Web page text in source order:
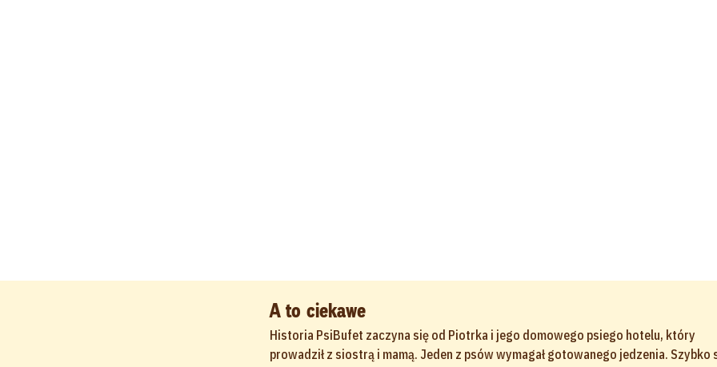
A to ciekawe
Historia PsiBufet zaczyna się od Piotrka i jego domowego psiego hotelu, który
prowadził z siostrą i mamą. Jeden z psów wymagał gotowanego jedzenia. Szybko